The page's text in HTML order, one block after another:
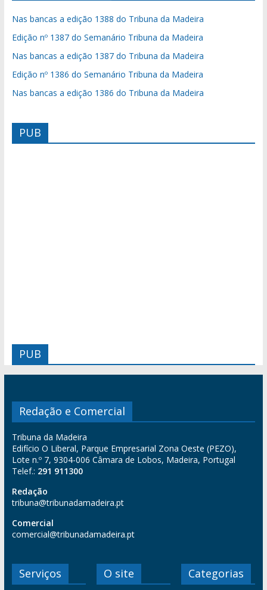
Nas bancas a edição 1388 do Tribuna da Madeira
Edição nº 1387 do Semanário Tribuna da Madeira
Nas bancas a edição 1387 do Tribuna da Madeira
Edição nº 1386 do Semanário Tribuna da Madeira
Nas bancas a edição 1386 do Tribuna da Madeira
PUB
PUB
Redação e Comercial
Tribuna da Madeira
Edifício O Liberal, Parque Empresarial Zona Oeste (PEZO),
Lote n.º 7, 9304-006 Câmara de Lobos, Madeira, Portugal
Telef.: 291 911300
Redação
tribuna@tribunadamadeira.pt
Comercial
comercial@tribunadamadeira.pt
Serviços O site Categorias